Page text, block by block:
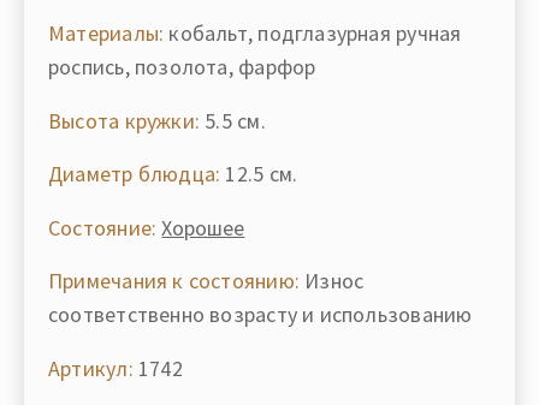
Материалы: кобальт, подглазурная ручная
роспись, позолота, фарфор
Высота кружки: 5.5 см.
Диаметр блюдца: 12.5 см.
Состояние: Хорошее
Примечания к состоянию: Износ
соответственно возрасту и использованию
Артикул: 1742